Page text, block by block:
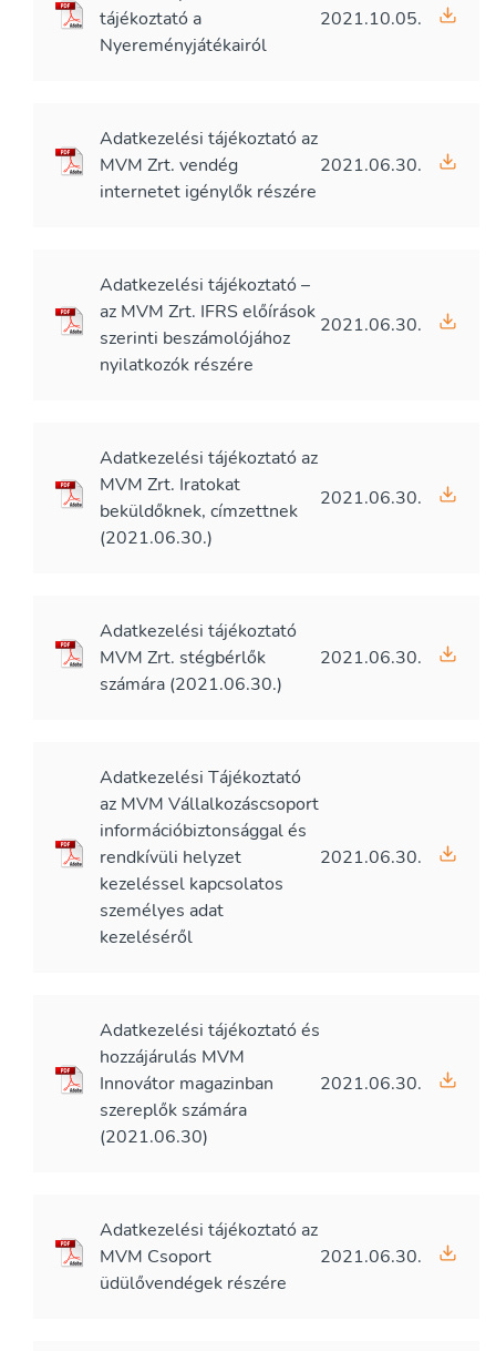
tájékoztató a
Nyereményjátékairól
2021.10.05.
Adatkezelési tájékoztató az
MVM Zrt. vendég
internetet igénylők részére
2021.06.30.
Adatkezelési tájékoztató –
az MVM Zrt. IFRS előírások
szerinti beszámolójához
nyilatkozók részére
2021.06.30.
Adatkezelési tájékoztató az
MVM Zrt. Iratokat
beküldőknek, címzettnek
(2021.06.30.)
2021.06.30.
Adatkezelési tájékoztató
MVM Zrt. stégbérlők
számára (2021.06.30.)
2021.06.30.
Adatkezelési Tájékoztató
az MVM Vállalkozáscsoport
információbiztonsággal és
rendkívüli helyzet
kezeléssel kapcsolatos
személyes adat
kezeléséről
2021.06.30.
Adatkezelési tájékoztató és
hozzájárulás MVM
Innovátor magazinban
szereplők számára
(2021.06.30)
2021.06.30.
Adatkezelési tájékoztató az
MVM Csoport
üdülővendégek részére
2021.06.30.